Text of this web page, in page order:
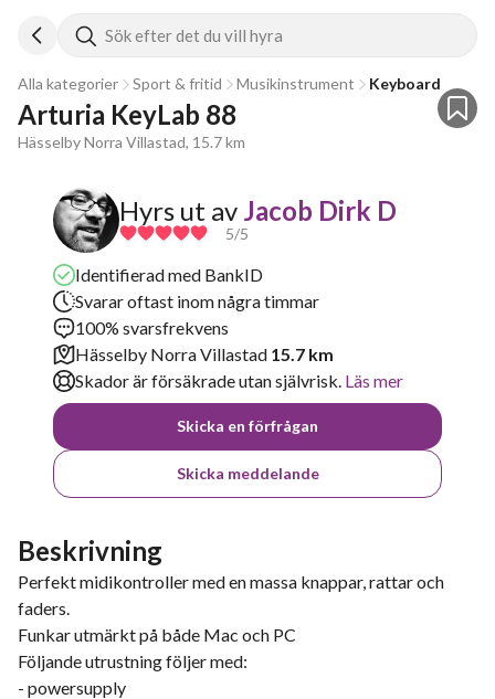
Sök efter det du vill hyra
Alla kategorier Sport & fritid Musikinstrument Keyboard
Arturia KeyLab 88
Hässelby Norra Villastad, 15.7 km
Hyrs ut av Jacob Dirk D
5/5
Identifierad med BankID
Svarar oftast inom några timmar
100% svarsfrekvens
Hässelby Norra Villastad 15.7 km
Skador är försäkrade utan självrisk. Läs mer
Skicka en förfrågan
Skicka meddelande
Beskrivning
Perfekt midikontroller med en massa knappar, rattar och
faders.
Funkar utmärkt på både Mac och PC
Följande utrustning följer med:
- powersupply